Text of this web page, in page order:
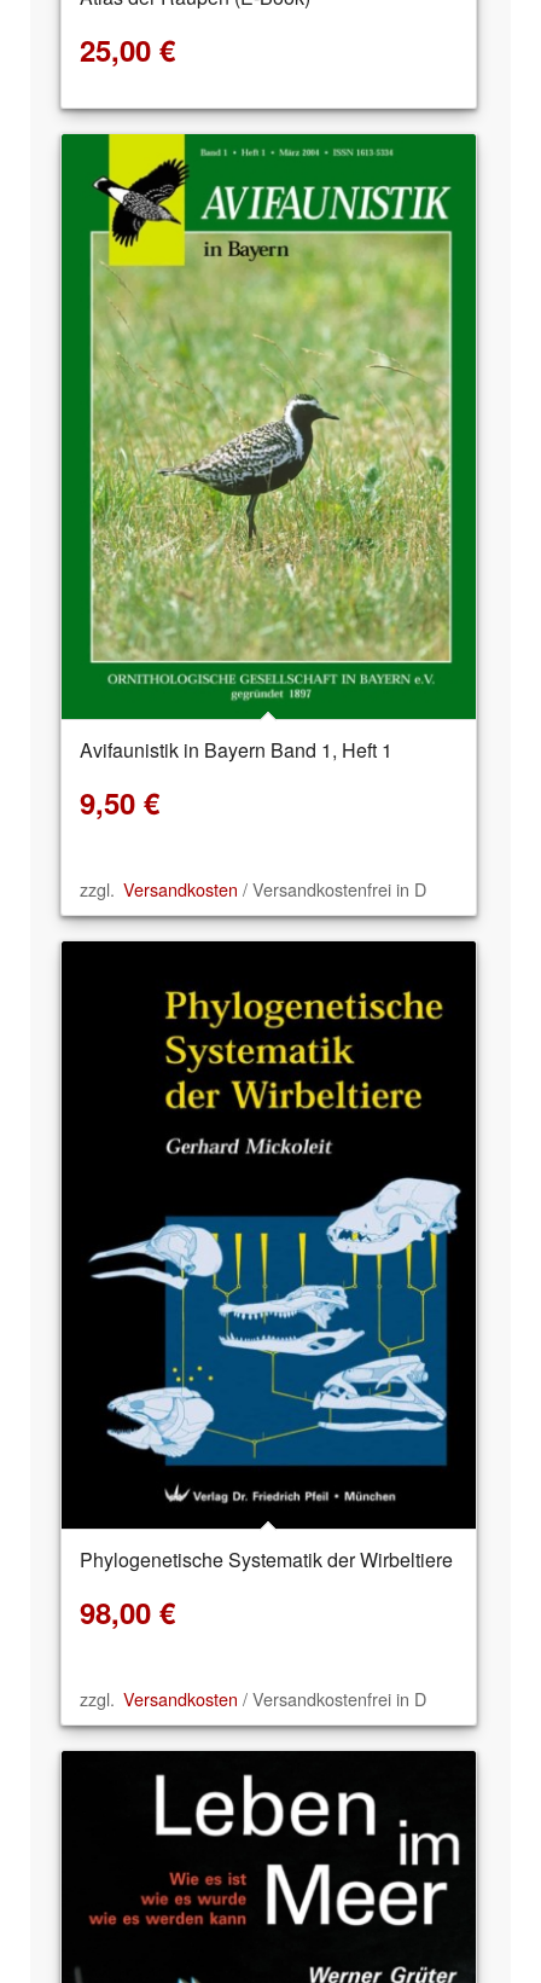
25,00 €
Avifaunistik in Bayern Band 1, Heft 1
9,50 €
zzgl. Versandkosten / Versandkostenfrei in D
Phylogenetische Systematik der Wirbeltiere
98,00 €
zzgl. Versandkosten / Versandkostenfrei in D